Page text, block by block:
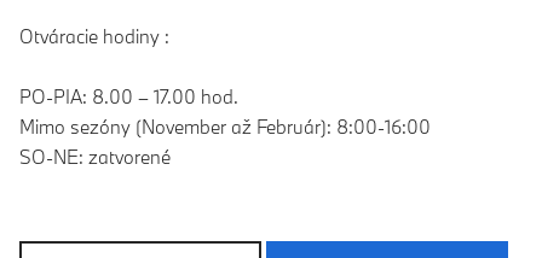
Otváracie hodiny :
PO-PIA: 8.00 – 17.00 hod.
Mimo sezóny (November až Február): 8:00-16:00
SO-NE: zatvorené